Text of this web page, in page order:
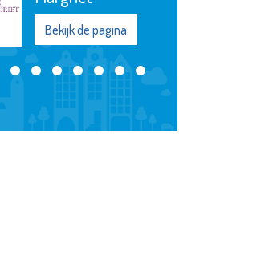
Bekijk de pagina